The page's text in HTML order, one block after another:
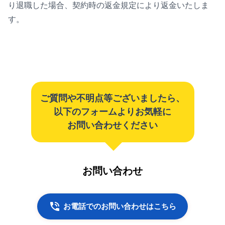
り退職した場合、契約時の返金規定により返金いたしま
す。
ご質問や不明点等ございましたら、
以下のフォームよりお気軽に
お問い合わせください
お問い合わせ
お電話でのお問い合わせはこちら